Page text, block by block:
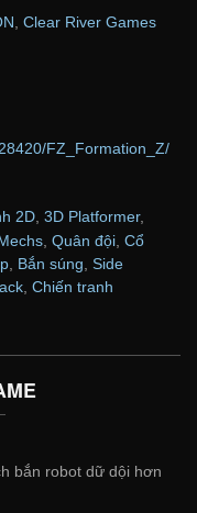
Clear River Games
FZ_Formation_Z/
2D, 3D Platformer,
Quân đội Cổ
Bắn súng Side
Chiến tranh
bắn robot dữ dội hơn